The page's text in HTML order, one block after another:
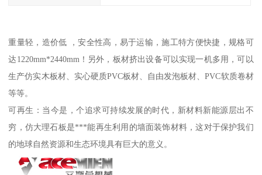
重量轻，造价低 ，安全性高，易于运输，施工特方便快捷，规格可
达1220mm*2440mm！另外，板材挤出设备可以实现一机多用，可以
生产仿实木板材、实心硬质PVC板材、自由发泡板材、PVC软质卷材
等等。
可再生：当今是，个追求可持续发展的时代，新材料新能源层出不
穷，仿大理石板是***能再生利用的墙面装饰材料，这对于保护我们
的地球自然资源和生态环境具有巨大的意义。